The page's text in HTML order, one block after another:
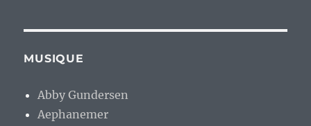
MUSIQUE
Abby Gundersen
Aephanemer